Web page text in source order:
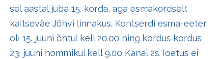
sel aastal juba 15. korda, aga esmakordselt
kaitseväe Jõhvi linnakus. Kontserdi esma-eeter
oli 15. juuni õhtul kell 20.00 ning kordus kordus
23. juuni hommikul kell 9.00 Kanal 2s.Toetus ei